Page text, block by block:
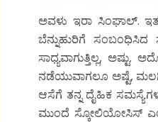
ಅವಳು ಇರಾ ಸಿಂಘಾಲ್.
ಬೆನ್ನುಹುರಿಗೆ
ಸಾಧ್ಯವಾಗುತ್ತಿಲ್ಲ,
ನಡೆಯುವಾಗಲೂ ಅಷ್ಟೆ,
ಆಸೆಗೆ ತನ್ನ ದೈಹಿಕ
ಮುಂದೆ ಸ್ಕೋಲಿಯೋಸಿಸ್